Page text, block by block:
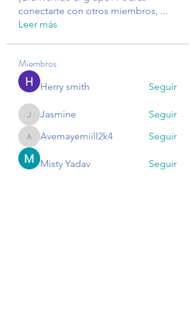
conectarte con otros miembros, ...
Leer más
Miembros
Herry smith Seguir
Jasmine
Jasmine Seguir
Avemayemiill2k4
Avemayemiill2k4 Seguir
Misty Yadav Seguir